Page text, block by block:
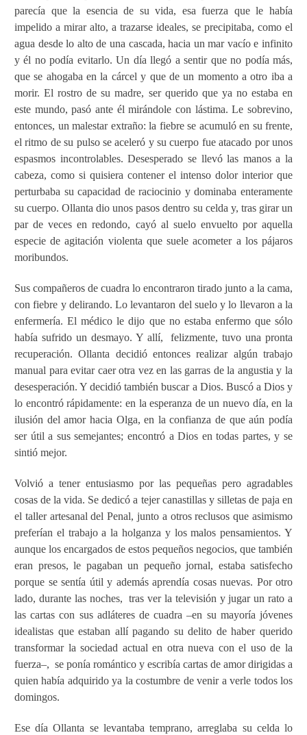
parecía que la esencia de su vida, esa fuerza que le había
impelido a mirar alto, a trazarse ideales, se precipitaba, como el
agua desde lo alto de una cascada, hacia un mar vacío e infinito
y él no podía evitarlo. Un día llegó a sentir que no podía más,
que se ahogaba en la cárcel y que de un momento a otro iba a
morir.El rostro de su madre, ser querido que ya no estaba en
este mundo, pasó ante él mirándole con lástima.Le sobrevino,
entonces, un malestar extraño: la fiebre se acumuló en su frente,
el ritmo de su pulso se aceleró y su cuerpo fue atacado por unos
espasmos incontrolables. Desesperado se llevó las manos a la
cabeza, como si quisiera contener el intenso dolor interior que
perturbaba su capacidad de raciocinio y dominaba enteramente
su cuerpo. Ollanta dio unos pasos dentro su celda y, tras girar un
par de veces en redondo, cayó al suelo envuelto por aquella
especie de agitación violenta que suele acometer a los pájaros
moribundos.
Sus compañeros de cuadra lo encontraron tirado junto a la cama,
con fiebre y delirando. Lo levantaron del suelo y lo llevaron a la
enfermería. El médico le dijo que no estaba enfermo que sólo
había sufrido un desmayo. Y allí,
felizmente, tuvo una pronta
recuperación. Ollanta decidió entonces realizar algún trabajo
manual para evitar caer otra vez en las garras de la angustia y la
desesperación. Y decidió también buscar a Dios. Buscó a Dios y
lo encontró rápidamente: en la esperanza de un nuevo día, en la
ilusión del amor hacia Olga, en la confianza de que aún podía
ser útil a sus semejantes; encontró a Dios en todas partes, y se
sintió mejor.
Volvió a tener entusiasmo por las pequeñas pero agradables
cosas de la vida. Se dedicó a tejer canastillas y silletas de paja en
el taller artesanal del Penal, junto a otros reclusos que asimismo
preferían el trabajo a la holganza y los malos pensamientos. Y
aunque los encargados de estos pequeños negocios, que también
eran presos, le pagaban un pequeño jornal, estaba satisfecho
porque se sentía útil y además aprendía cosas nuevas. Por otro
lado, durante las noches,
tras ver la televisión y jugar un rato a
las cartas con sus adláteres de cuadra –en su mayoría jóvenes
idealistas que estaban allí pagando su delito de haber querido
transformar la sociedad actual en otra nueva con el uso de la
fuerza–, se ponía romántico y escribía cartas de amor dirigidas a
quien había adquirido ya la costumbre de venir a verle todos los
domingos.
Ese día Ollanta se levantaba temprano, arreglaba su celda lo